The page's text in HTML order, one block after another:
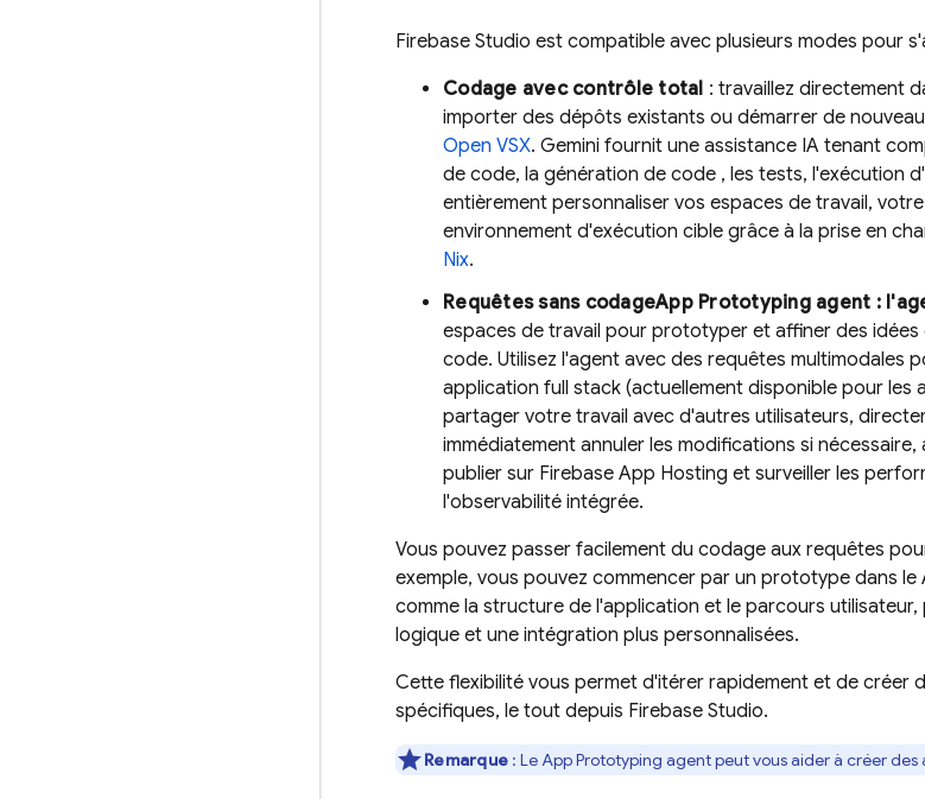
Firebase Studio est compatible avec plusieurs modes pour
Codage avec contrôle total : travaillez directement
importer des dépôts existants ou démarrer de
Open VSX. Gemini fournit une assistance IA tenant
de code, la génération de code , les tests, l'exécution
entièrement personnaliser vos espaces de travail,
environnement d'exécution cible grâce à la prise en
Nix.
Requêtes sans codageApp Prototyping agent :
espaces de travail pour prototyper et affiner des
code. Utilisez l'agent avec des requêtes multimodales
application full stack (actuellement disponible pour
partager votre travail avec d'autres utilisateurs,
immédiatement annuler les modifications si
publier sur Firebase App Hosting et surveiller les
l'observabilité intégrée.
Vous pouvez passer facilement du codage aux requêtes
exemple, vous pouvez commencer par un prototype dans le
comme la structure de l'application et le parcours utilisateur,
logique et une intégration plus personnalisées.
Cette flexibilité vous permet d'itérer rapidement et de créer
spécifiques, le tout depuis Firebase Studio.
Remarque : LeApp Prototyping agentpeut vous aider à créer des